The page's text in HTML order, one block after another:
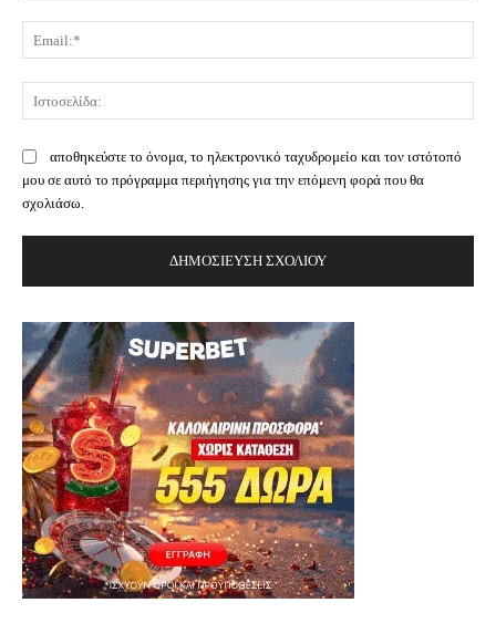
αποθηκεύστε το όνομα, το ηλεκτρονικό ταχυδρομείο και τον ιστότοπό
μου σε αυτό το πρόγραμμα περιήγησης για την επόμενη φορά που θα
σχολιάσω.